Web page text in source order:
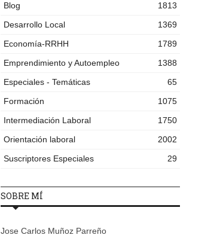
Blog
1813
Desarrollo Local
1369
Economía-RRHH
1789
Emprendimiento y Autoempleo
1388
Especiales - Temáticas
65
Formación
1075
Intermediación Laboral
1750
Orientación laboral
2002
Suscriptores Especiales
29
SOBRE MÍ
Jose Carlos Muñoz Parreño